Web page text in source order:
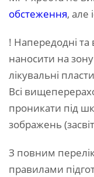
обстеження, але
! Напередодні
наносити на
лікувальні
Всі
проникати під
зображень
З повним
правилами